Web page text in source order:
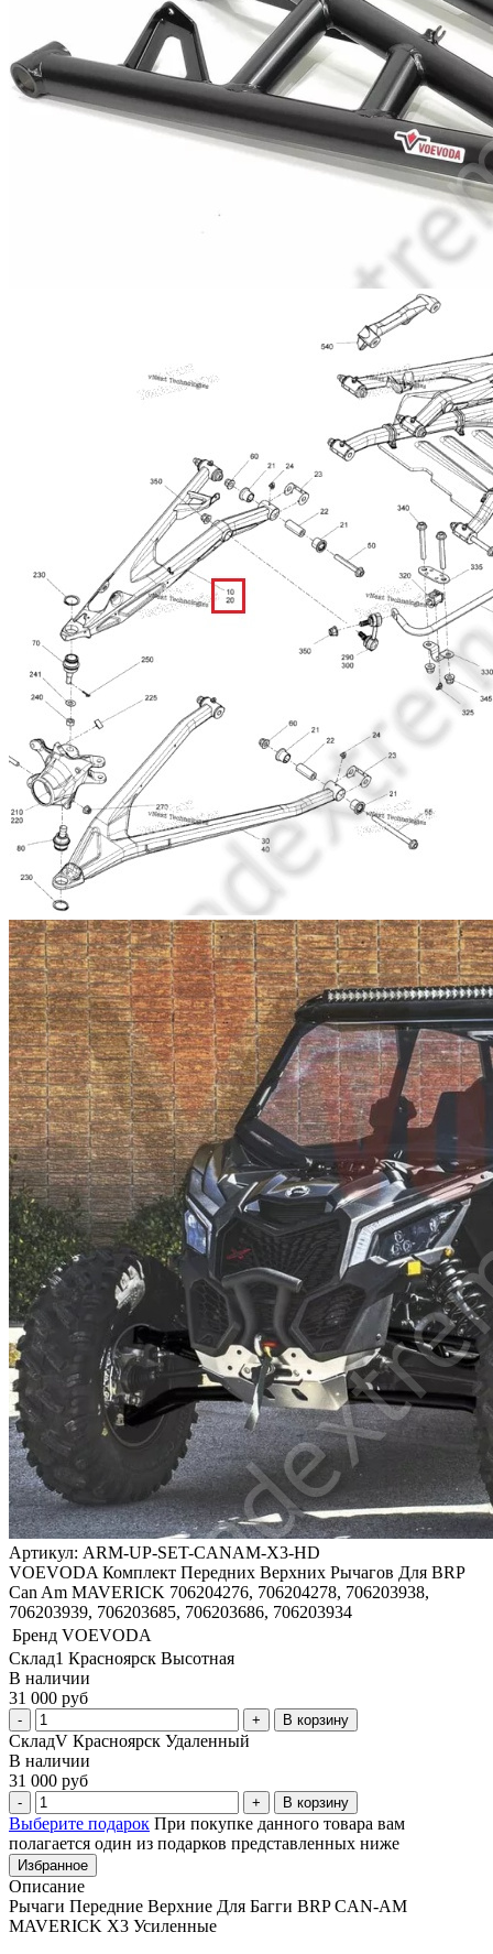
Артикул: ARM-UP-SET-CANAM-X3-HD
VOEVODA Комплект Передних Верхних Рычагов Для BRP
Can Am MAVERICK 706204276, 706204278, 706203938,
706203939, 706203685, 706203686, 706203934
Бренд VOEVODA
Склад1 Красноярск Высотная
В наличии
31 000 руб
В корзину
СкладV Красноярск Удаленный
В наличии
31 000 руб
В корзину
Выберите подарок При покупке данного товара вам
полагается один из подарков представленных ниже
Избранное
Описание
Рычаги Передние Верхние Для Багги BRP CAN-AM
MAVERICK X3 Усиленные